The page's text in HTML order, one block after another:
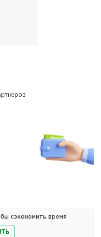
сэкономить время